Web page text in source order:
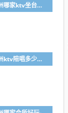
质量极品！惠州哪家ktv坐台小费最高-首选喜悦酒店ktv会所消费行情推荐
精挑细选！惠州ktv陪唱多少钱-首选丽景国际ktv会所消费行情推荐